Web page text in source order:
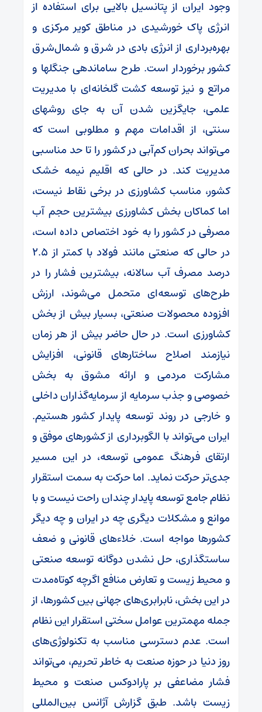
وجود ایران از پتانسیل بالایی برای استفاده از
انرژی پاک خورشیدی در مناطق کویر مرکزی و
بهره‌برداری از انرژی بادی در شرق و شمال‌شرق
کشور برخوردار است. طرح ساماندهی جنگلها و
مراتع و نیز توسعه کشت گلخانه‌ای با مدیریت
علمی، جایگزین شدن آن به جای روشهای
سنتی، از اقدامات مهم و مطلوبی است که
می‌تواند بحران کم‌آبی در کشور را تا حد مناسبی
مدیریت کند. در حالی که اقلیم نیمه خشک
کشور، مناسب کشاورزی در برخی نقاط نیست،
اما کماکان بخش کشاورزی بیشترین حجم آب
مصرفی در کشور را به خود اختصاص داده است،
در حالی که صنعتی مانند فولاد با کمتر از ۲.۵
درصد مصرف آب سالانه، بیشترین فشار را در
طرح‌های توسعه‌ای متحمل می‌شوند، ارزش
افزوده محصولات صنعتی، بسیار بیش از بخش
کشاورزی است. در حال حاضر بیش از هر زمان
نیازمند اصلاح ساختارهای قانونی، افزایش
مشارکت مردمی و ارائه مشوق به بخش
خصوصی و جذب سرمایه از سرمایه‌گذاران داخلی
و خارجی در روند توسعه پایدار کشور هستیم.
ایران می‌تواند با الگوبرداری از کشورهای موفق و
ارتقای فرهنگ عمومی توسعه، در این مسیر
جدی‌تر حرکت نماید. اما حرکت به سمت استقرار
نظام جامع توسعه پایدار چندان راحت نیست و با
موانع و مشکلات دیگری چه در ایران و چه دیگر
کشورها مواجه است. خلاءهای قانونی و ضعف
ساستگذاری، حل نشدن دوگانه توسعه صنعتی
و محیط زیست و تعارض منافع اگرچه کوتاه‌مدت
در این بخش، نابرابری‌های جهانی بین کشورها، از
جمله مهمترین عوامل سختی استقرار این نظام
است. عدم دسترسی مناسب به تکنولوژی‌های
روز دنیا در حوزه صنعت به خاطر تحریم، می‌تواند
فشار مضاعفی بر پارادوکس صنعت و محیط
زیست باشد. طبق گزارش آژانس بین‌المللی